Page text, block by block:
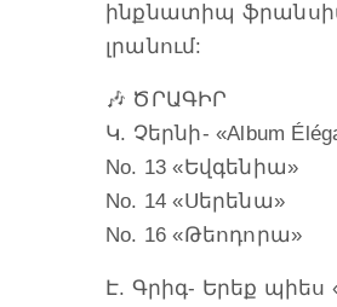
ինքնատիպ
լրանում:
🎶 ԾՐԱԳԻՐ
Կ. Չերնի- «Album
No. 13 «Եվգենիա»
No. 14 «Սերենա»
No. 16 «Թեոդորա»
Է. Գրիգ- Երեք